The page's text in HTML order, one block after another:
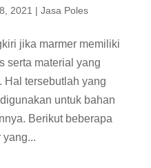
2021 | Jasa Poles
jika marmer memiliki
serta material yang
Hal tersebutlah yang
untuk bahan
Berikut beberapa
yang...